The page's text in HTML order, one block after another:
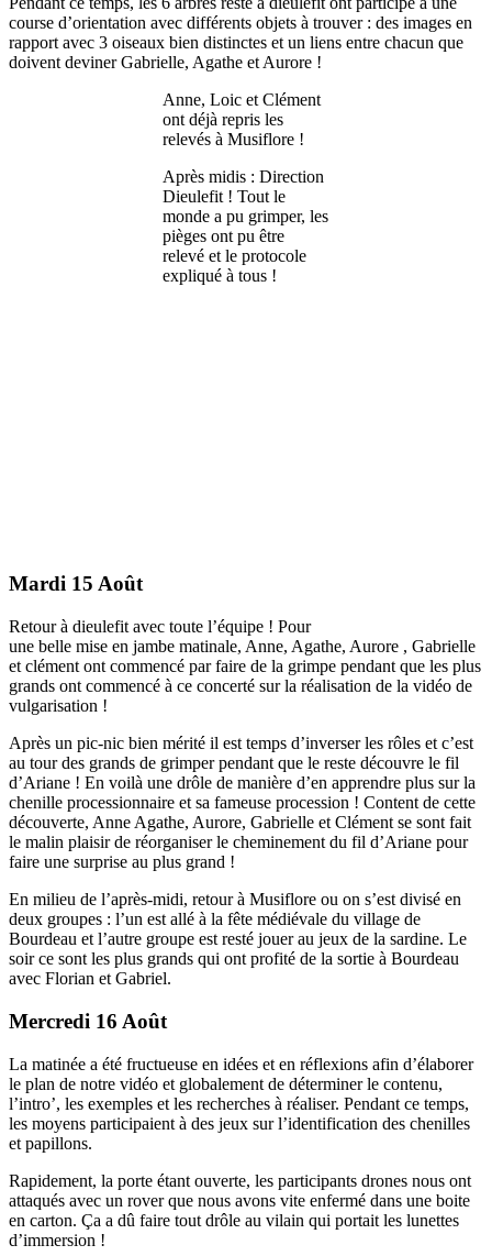
course d’orientation avec différents objets à trouver : des images en
rapport avec 3 oiseaux bien distinctes et un liens entre chacun que
doivent deviner Gabrielle, Agathe et Aurore !
Anne, Loic et Clément
ont déjà repris les
relevés à Musiflore !
Après midis : Direction
Dieulefit ! Tout le
monde a pu grimper, les
pièges ont pu être
relevé et le protocole
expliqué à tous !
Mardi 15 Août
Retour à dieulefit avec toute l’équipe ! Pour
une belle mise en jambe matinale, Anne, Agathe, Aurore , Gabrielle
et clément ont commencé par faire de la grimpe pendant que les plus
grands ont commencé à ce concerté sur la réalisation de la vidéo de
vulgarisation !
Après un pic-nic bien mérité il est temps d’inverser les rôles et c’est
au tour des grands de grimper pendant que le reste découvre le fil
d’Ariane ! En voilà une drôle de manière d’en apprendre plus sur la
chenille processionnaire et sa fameuse procession ! Content de cette
découverte, Anne Agathe, Aurore, Gabrielle et Clément se sont fait
le malin plaisir de réorganiser le cheminement du fil d’Ariane pour
faire une surprise au plus grand !
En milieu de l’après-midi, retour à Musiflore ou on s’est divisé en
deux groupes : l’un est allé à la fête médiévale du village de
Bourdeau et l’autre groupe est resté jouer au jeux de la sardine. Le
soir ce sont les plus grands qui ont profité de la sortie à Bourdeau
avec Florian et Gabriel.
Mercredi 16 Août
La matinée a été fructueuse en idées et en réflexions afin d’élaborer
le plan de notre vidéo et globalement de déterminer le contenu,
l’intro’, les exemples et les recherches à réaliser. Pendant ce temps,
les moyens participaient à des jeux sur l’identification des chenilles
et papillons.
Rapidement, la porte étant ouverte, les participants drones nous ont
attaqués avec un rover que nous avons vite enfermé dans une boite
en carton. Ça a dû faire tout drôle au vilain qui portait les lunettes
d’immersion !